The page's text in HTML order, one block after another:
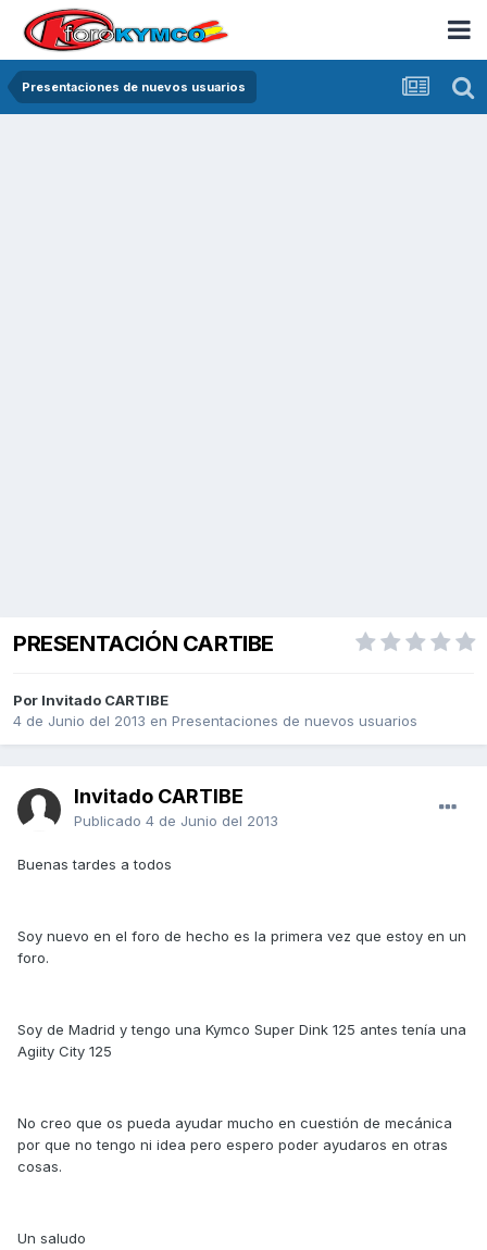
Presentaciones de nuevos usuarios
PRESENTACIÓN CARTIBE
Por Invitado CARTIBE
4 de Junio del 2013 en Presentaciones de nuevos usuarios
Invitado CARTIBE
Publicado 4 de Junio del 2013
Buenas tardes a todos
Soy nuevo en el foro de hecho es la primera vez que estoy en un
foro.
Soy de Madrid y tengo una Kymco Super Dink 125 antes tenía una
Agiity City 125
No creo que os pueda ayudar mucho en cuestión de mecánica
por que no tengo ni idea pero espero poder ayudaros en otras
cosas.
Un saludo